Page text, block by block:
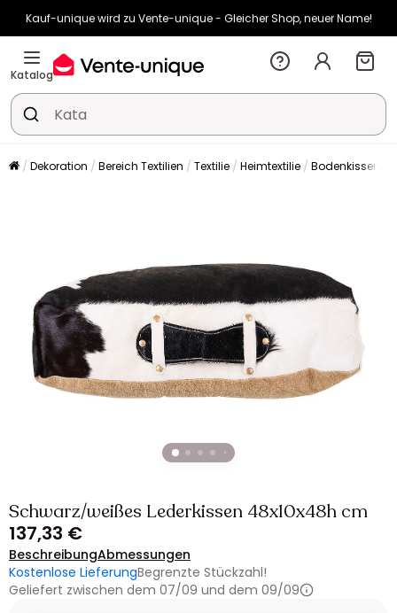
Kauf-unique wird zu Vente-unique - Gleicher Shop, neuer Name!
-10% ab 400€ mitHEAT10auf Vente-unique-Produkte
Noch:
Katalog
Dekoration Bereich Textilien Textilie Heimtextilie Bodenkissen
Schwarz/weißes Lederkissen 48x10x48h cm
137,33 €
BeschreibungAbmessungen
Kostenlose LieferungBegrenzte Stückzahl!
Geliefert zwischen dem 07/09 und dem 09/09